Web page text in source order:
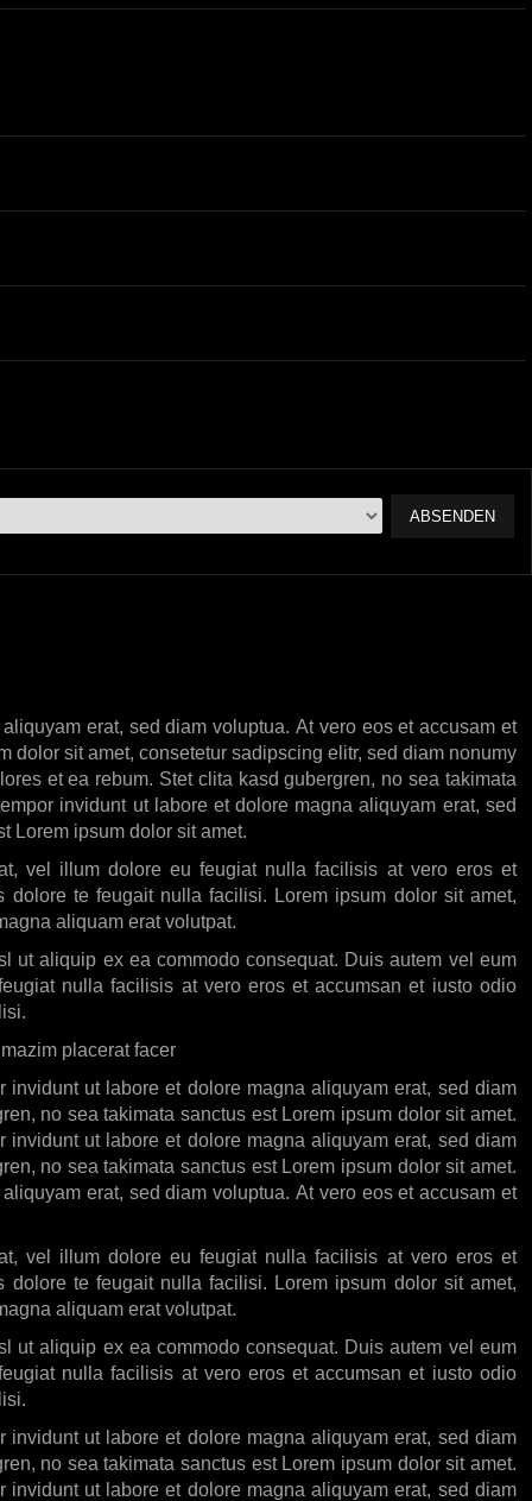
erat, sed diam voluptua. At vero eos et accusam et
dolor sit amet, consetetur sadipscing elitr, sed diam nonumy
et ea rebum. Stet clita kasd gubergren, no sea takimata
invidunt ut labore et dolore magna aliquyam erat, sed
Lorem ipsum dolor sit amet.
vel illum dolore eu feugiat nulla facilisis at vero eros et
te feugait nulla facilisi. Lorem ipsum dolor sit amet,
aliquam erat volutpat.
ut aliquip ex ea commodo consequat. Duis autem vel eum
nulla facilisis at vero eros et accumsan et iusto odio
placerat facer
ut labore et dolore magna aliquyam erat, sed diam
no sea takimata sanctus est Lorem ipsum dolor sit amet.
ut labore et dolore magna aliquyam erat, sed diam
no sea takimata sanctus est Lorem ipsum dolor sit amet.
erat, sed diam voluptua. At vero eos et accusam et
vel illum dolore eu feugiat nulla facilisis at vero eros et
te feugait nulla facilisi. Lorem ipsum dolor sit amet,
aliquam erat volutpat.
ut aliquip ex ea commodo consequat. Duis autem vel eum
nulla facilisis at vero eros et accumsan et iusto odio
ut labore et dolore magna aliquyam erat, sed diam
no sea takimata sanctus est Lorem ipsum dolor sit amet.
ut labore et dolore magna aliquyam erat, sed diam